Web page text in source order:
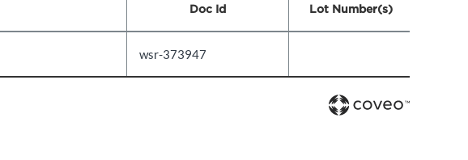
Doc Id Lot Number(s)
wsr-373947